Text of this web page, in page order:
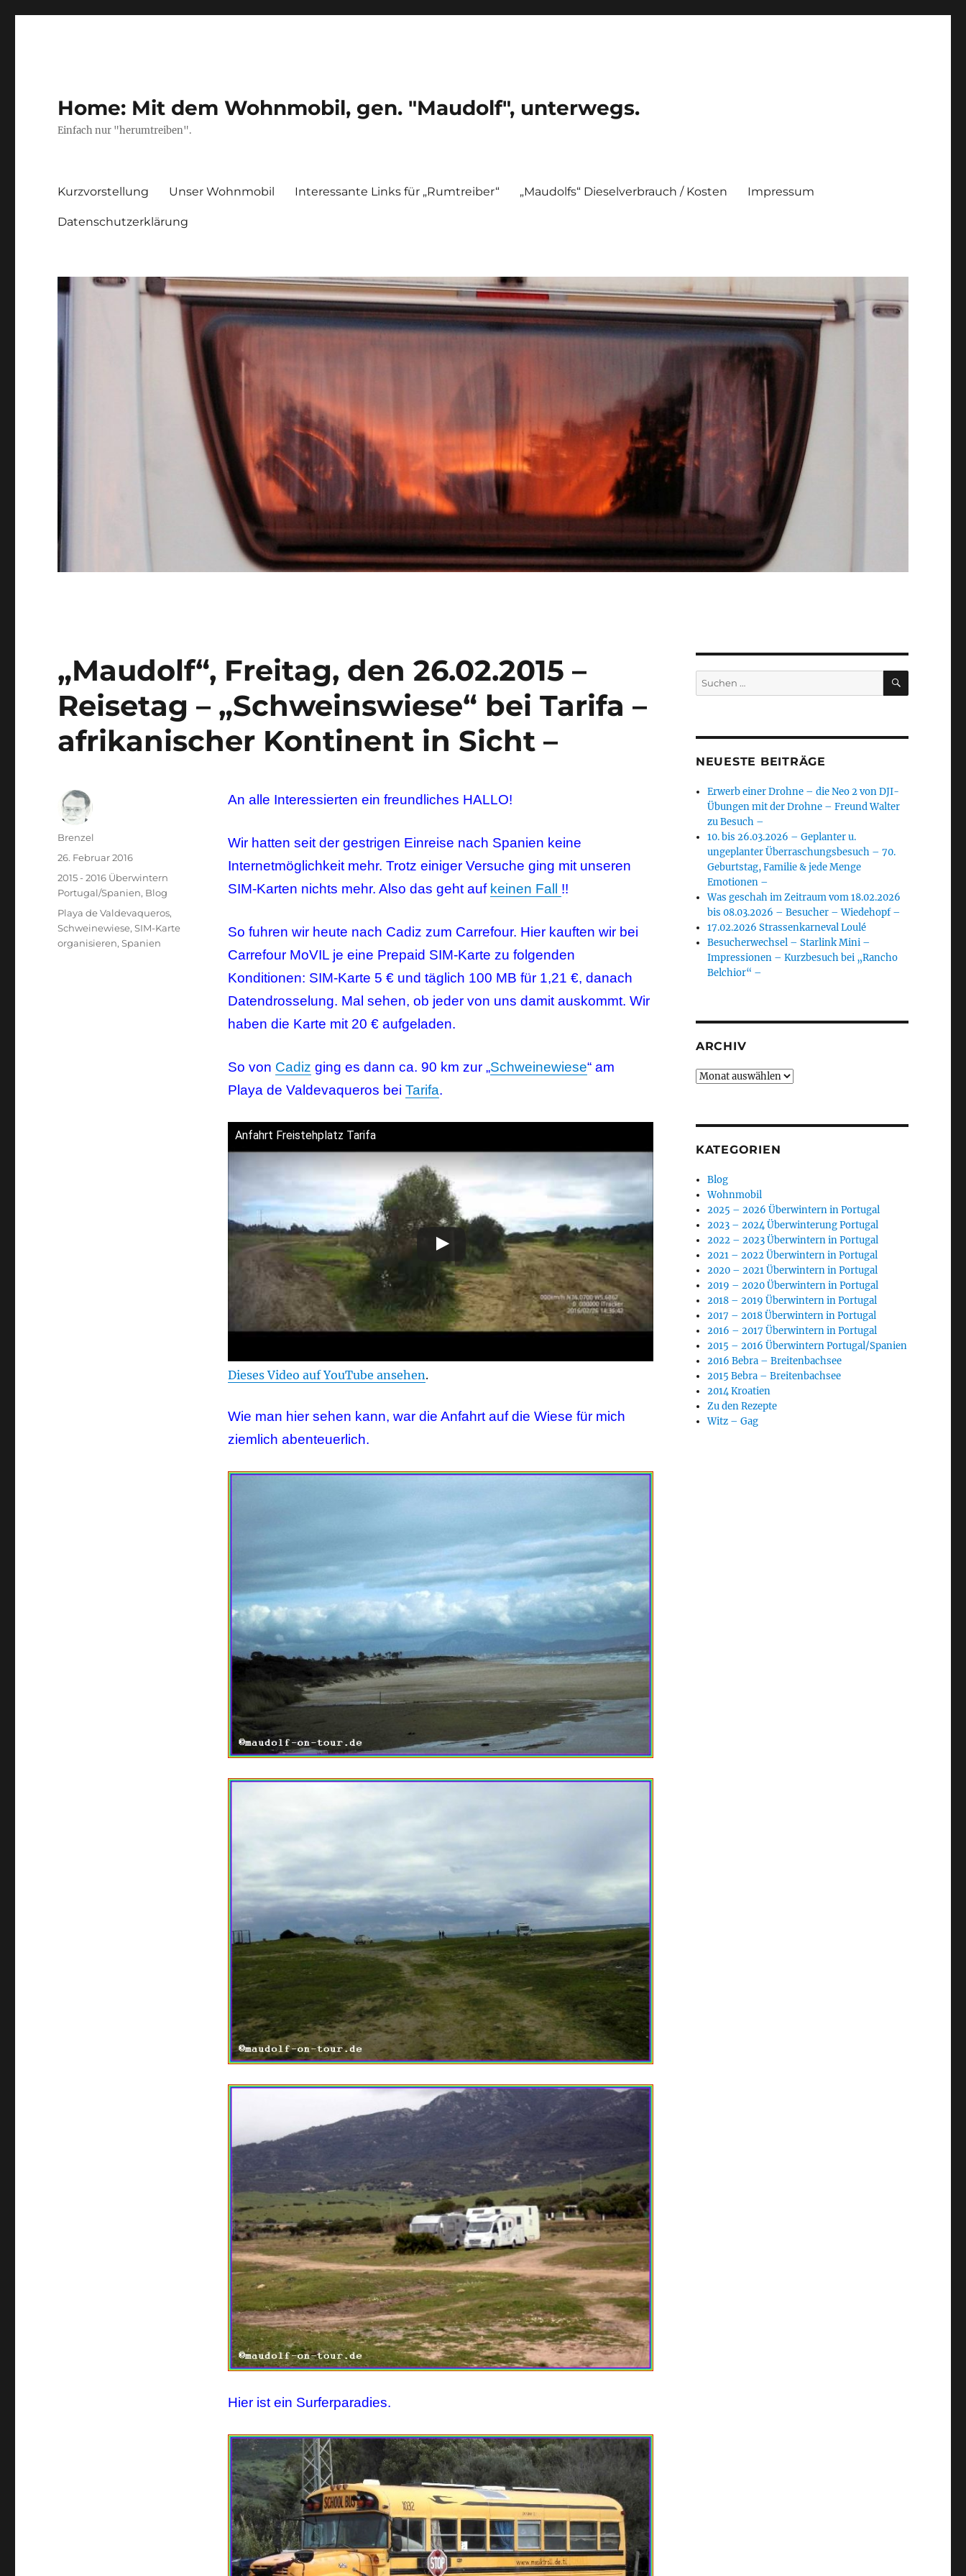
Home: Mit dem Wohnmobil, gen. "Maudolf", unterwegs.
Einfach nur "herumtreiben".
Kurzvorstellung Unser Wohnmobil Interessante Links für „Rumtreiber“ „Maudolfs“ Dieselverbrauch / Kosten Impressum
Datenschutzerklärung
„Maudolf“, Freitag, den 26.02.2015 –
Reisetag – „Schweinswiese“ bei Tarifa –
afrikanischer Kontinent in Sicht –
An alle Interessierten ein freundliches HALLO!
Wir hatten seit der gestrigen Einreise nach Spanien keine
Internetmöglichkeit mehr. Trotz einiger Versuche ging mit unseren
SIM-Karten nichts mehr. Also das geht auf keinen Fall !!
So fuhren wir heute nach Cadiz zum Carrefour. Hier kauften wir bei
Carrefour MoVIL je eine Prepaid SIM-Karte zu folgenden
Konditionen: SIM-Karte 5 € und täglich 100 MB für 1,21 €, danach
Datendrosselung. Mal sehen, ob jeder von uns damit auskommt. Wir
haben die Karte mit 20 € aufgeladen.
So von Cadiz ging es dann ca. 90 km zur „Schweinewiese“ am
Playa de Valdevaqueros bei Tarifa.
Anfahrt Freistehplatz Tarifa
Dieses Video auf YouTube ansehen.
Wie man hier sehen kann, war die Anfahrt auf die Wiese für mich
ziemlich abenteuerlich.
Hier ist ein Surferparadies.
Autor
Brenzel
Veröffentlicht
am
26. Februar 2016
Kategorien
2015 - 2016 Überwintern
Portugal/Spanien, Blog
Schlagwörter
Playa de Valdevaqueros,
Schweinewiese,SIM-Karte
organisieren,Spanien
Suchen
nach:
SUCHEN
NEUESTE BEITRÄGE
Erwerb einer Drohne – die Neo 2 von DJI-
Übungen mit der Drohne – Freund Walter
zu Besuch –
10. bis 26.03.2026 – Geplanter u.
ungeplanter Überraschungsbesuch – 70.
Geburtstag, Familie & jede Menge
Emotionen –
Was geschah im Zeitraum vom 18.02.2026
bis 08.03.2026 – Besucher – Wiedehopf –
17.02.2026 Strassenkarneval Loulé
Besucherwechsel – Starlink Mini –
Impressionen – Kurzbesuch bei „Rancho
Belchior“ –
ARCHIV
Archiv
KATEGORIEN
Blog
Wohnmobil
2025 – 2026 Überwintern in Portugal
2023 – 2024 Überwinterung Portugal
2022 – 2023 Überwintern in Portugal
2021 – 2022 Überwintern in Portugal
2020 – 2021 Überwintern in Portugal
2019 – 2020 Überwintern in Portugal
2018 – 2019 Überwintern in Portugal
2017 – 2018 Überwintern in Portugal
2016 – 2017 Überwintern in Portugal
2015 – 2016 Überwintern Portugal/Spanien
2016 Bebra – Breitenbachsee
2015 Bebra – Breitenbachsee
2014 Kroatien
Zu den Rezepte
Witz – Gag